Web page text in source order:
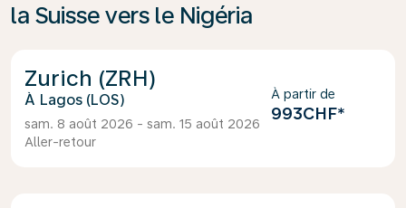
la Suisse vers le Nigéria
Zurich (ZRH)
Lagos (LOS)
sam. 8 août 2026 - sam. 15 août 2026
Aller-retour
À partir de
993CHF*